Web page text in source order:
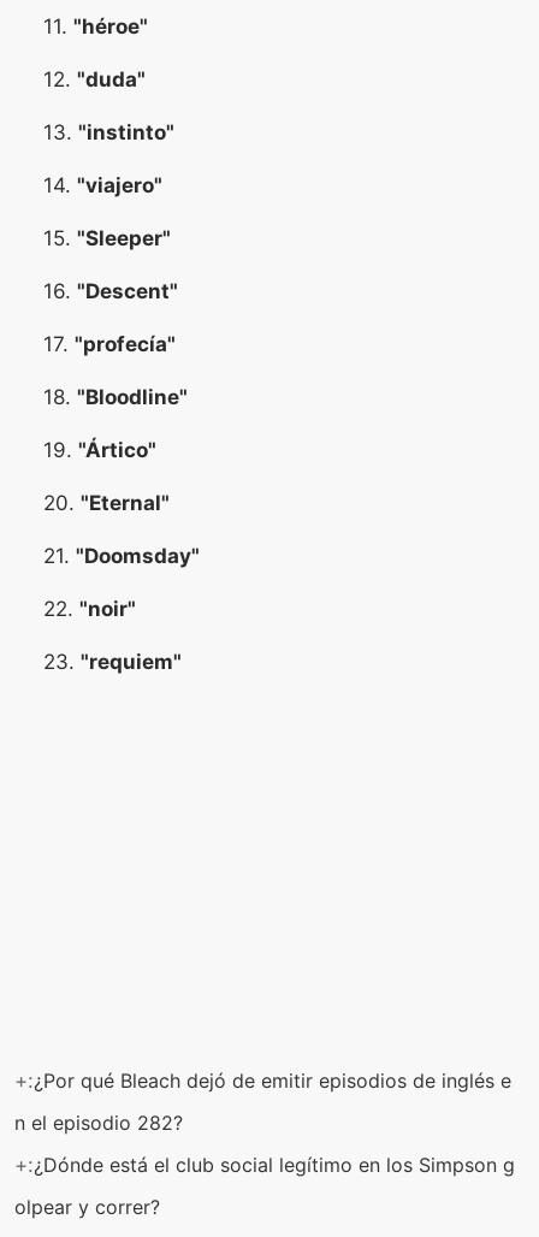
11. "héroe"
12. "duda"
13. "instinto"
14. "viajero"
15. "Sleeper"
16. "Descent"
17. "profecía"
18. "Bloodline"
19. "Ártico"
20. "Eternal"
21. "Doomsday"
22. "noir"
23. "requiem"
+:¿Por qué Bleach dejó de emitir episodios de inglés e
n el episodio 282?
+:¿Dónde está el club social legítimo en los Simpson g
olpear y correr?